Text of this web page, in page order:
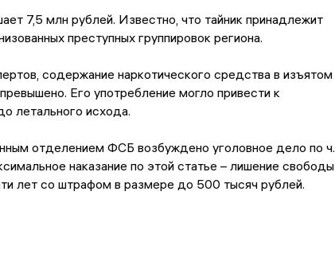
7,5 млн рублей. Известно, что тайник принадлежит
преступных группировок региона.
содержание наркотического средства в изъятом
Его употребление могло привести к
летального исхода.
отделением ФСБ возбуждено уголовное дело по ч.
наказание по этой статье – лишение свободы
лет со штрафом в размере до 500 тысяч рублей.